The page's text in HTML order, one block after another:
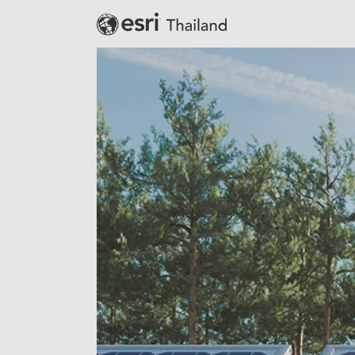
Defense
Education
Government
Public Safety
Real Estate
Retail
Smart City